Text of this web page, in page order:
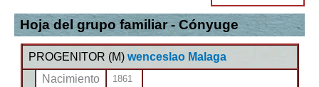
Hoja del grupo familiar - Cónyuge
PROGENITOR (M) wenceslao Malaga
Nacimiento
1861